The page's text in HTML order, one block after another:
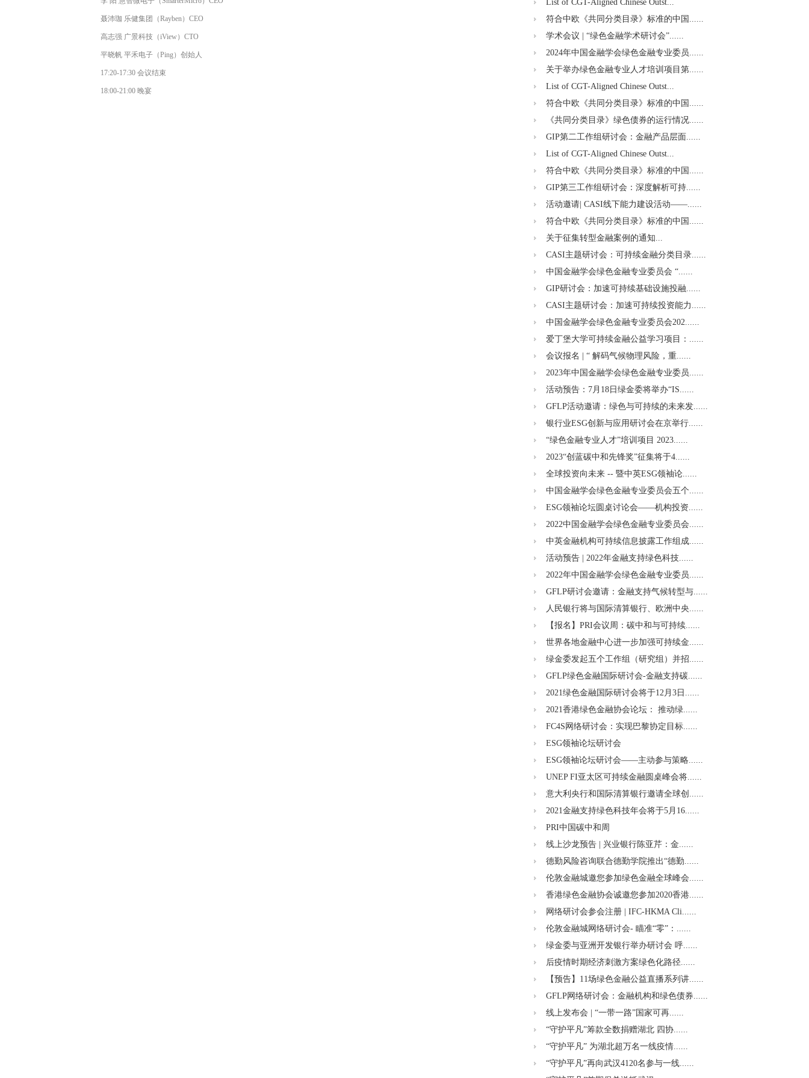
聂沛珈 乐健集团（Rayben）CEO
⾼志强 ⼴景科技（iView）CTO
平晓帆 平⽲电⼦（Ping）创始⼈
17:20-17:30 会议结束
18:00-21:00 晚宴
List of CGT-Aligned Chinese Outst...
符合中欧《共同分类目录》标准的中国......
学术会议 | “绿色金融学术研讨会”......
2024年中国金融学会绿色金融专业委员......
关于举办绿色金融专业人才培训项目第......
List of CGT-Aligned Chinese Outst...
符合中欧《共同分类目录》标准的中国......
《共同分类目录》绿色债券的运行情况......
GIP第二工作组研讨会：金融产品层面......
List of CGT-Aligned Chinese Outst...
符合中欧《共同分类目录》标准的中国......
GIP第三工作组研讨会：深度解析可持......
活动邀请| CASI线下能力建设活动——......
符合中欧《共同分类目录》标准的中国......
关于征集转型金融案例的通知...
CASI主题研讨会：可持续金融分类目录......
中国金融学会绿色金融专业委员会 “......
GIP研讨会：加速可持续基础设施投融......
CASI主题研讨会：加速可持续投资能力......
中国金融学会绿色金融专业委员会202......
爱丁堡大学可持续金融公益学习项目：......
会议报名 | “ 解码气候物理风险，重......
2023年中国金融学会绿色金融专业委员......
活动预告：7月18日绿金委将举办“IS......
GFLP活动邀请：绿色与可持续的未来发......
银行业ESG创新与应用研讨会在京举行......
“绿色金融专业人才”培训项目 2023......
2023“创蓝碳中和先锋奖”征集将于4......
全球投资向未来 -- 暨中英ESG领袖论......
中国金融学会绿色金融专业委员会五个......
ESG领袖论坛圆桌讨论会——机构投资......
2022中国金融学会绿色金融专业委员会......
中英金融机构可持续信息披露工作组成......
活动预告 | 2022年金融支持绿色科技......
2022年中国金融学会绿色金融专业委员......
GFLP研讨会邀请：金融支持气候转型与......
人民银行将与国际清算银行、欧洲中央......
【报名】PRI会议周：碳中和与可持续......
世界各地金融中心进一步加强可持续金......
绿金委发起五个工作组（研究组）并招......
GFLP绿色金融国际研讨会-金融支持碳......
2021绿色金融国际研讨会将于12月3日......
2021香港绿色金融协会论坛： 推动绿......
​FC4S网络研讨会：实现巴黎协定目标......
ESG领袖论坛研讨会
ESG领袖论坛研讨会——主动参与策略......
UNEP FI亚太区可持续金融圆桌峰会将......
意大利央行和国际清算银行邀请全球创......
2021金融支持绿色科技年会将于5月16......
PRI中国碳中和周
线上沙龙预告 | 兴业银行陈亚芹：金......
德勤风险咨询联合德勤学院推出“德勤......
伦敦金融城邀您参加绿色金融全球峰会......
香港绿色金融协会诚邀您参加2020香港......
网络研讨会参会注册 | IFC-HKMA Cli......
伦敦金融城网络研讨会- 瞄准“零”：......
绿金委与亚洲开发银行举办研讨会 呼......
后疫情时期经济刺激方案绿色化路径......
【预告】11场绿色金融公益直播系列讲......
GFLP网络研讨会：金融机构和绿色债券......
线上发布会 | “一带一路”国家可再......
“守护平凡”筹款全数捐赠湖北 四协......
“守护平凡” 为湖北超万名一线疫情......
“守护平凡”再向武汉4120名参与一线......